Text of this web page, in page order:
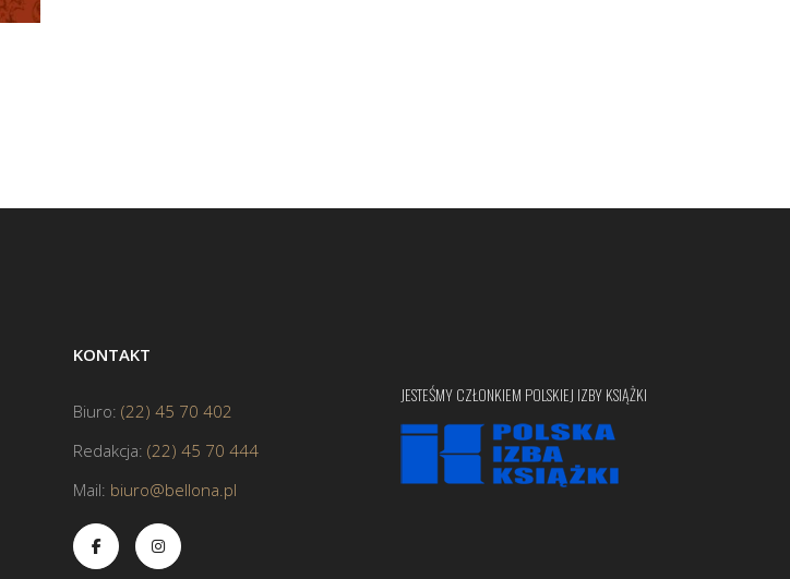
KONTAKT
Biuro: (22) 45 70 402
Redakcja: (22) 45 70 444
Mail: biuro@bellona.pl
JESTEŚMY CZŁONKIEM POLSKIEJ IZBY KSIĄŻKI